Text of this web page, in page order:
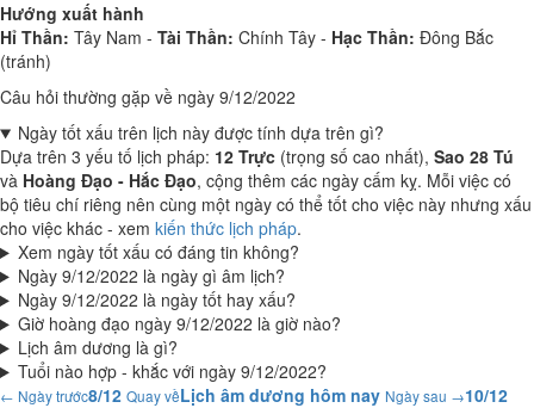
Hướng xuất hành
Hỉ Thần: Tây Nam - Tài Thần: Chính Tây - Hạc Thần: Đông Bắc
(tránh)
Câu hỏi thường gặp về ngày 9/12/2022
Ngày tốt xấu trên lịch này được tính dựa trên gì?
Dựa trên 3 yếu tố lịch pháp: 12 Trực (trọng số cao nhất), Sao 28 Tú
và Hoàng Đạo - Hắc Đạo, cộng thêm các ngày cấm kỵ. Mỗi việc có
bộ tiêu chí riêng nên cùng một ngày có thể tốt cho việc này nhưng xấu
cho việc khác - xem kiến thức lịch pháp.
Xem ngày tốt xấu có đáng tin không?
Ngày 9/12/2022 là ngày gì âm lịch?
Ngày 9/12/2022 là ngày tốt hay xấu?
Giờ hoàng đạo ngày 9/12/2022 là giờ nào?
Lịch âm dương là gì?
Tuổi nào hợp - khắc với ngày 9/12/2022?
← Ngày trước8/12 Quay vềLịch âm dương hôm nay Ngày sau →10/12